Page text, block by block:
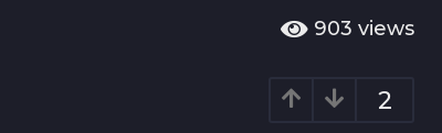
903 views
2